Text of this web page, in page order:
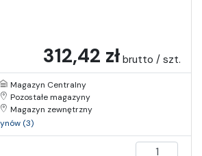
312,42 zł brutto / szt.
Magazyn Centralny
Pozostałe magazyny
Magazyn zewnętrzny
(3)